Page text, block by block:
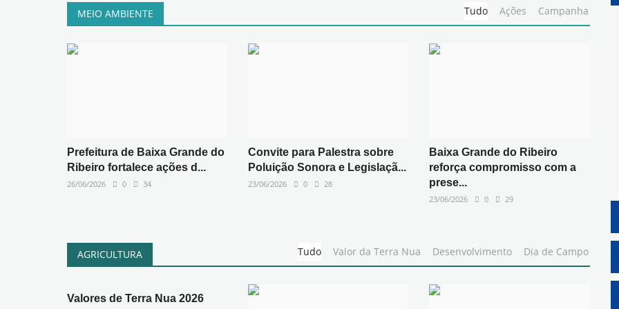
MEIO AMBIENTE Tudo Ações Campanha
Prefeitura de Baixa Grande do
Ribeiro fortalece ações d...
26/06/2026 0 34
Convite para Palestra sobre
Poluição Sonora e Legislaçã...
23/06/2026 0 28
Baixa Grande do Ribeiro
reforça compromisso com a
prese...
23/06/2026 0 29
AGRICULTURA Tudo Valor da Terra Nua Desenvolvimento Dia de Campo
Valores de Terra Nua 2026